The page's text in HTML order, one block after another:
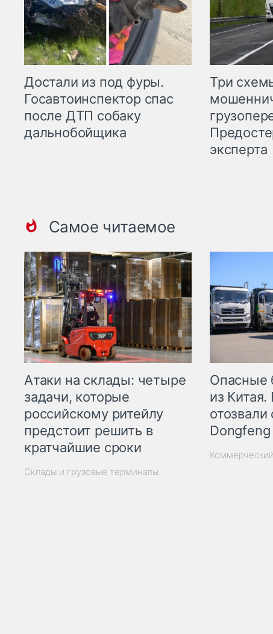
Достали из под фуры.
Госавтоинспектор спас
после ДТП собаку
дальнобойщика
Три
эксперта
Самое читаемое
Атаки на склады: четыре
задачи, которые
российскому ритейлу
предстоит решить в
кратчайшие сроки
Склады и грузовые терминалы
Опасные
из